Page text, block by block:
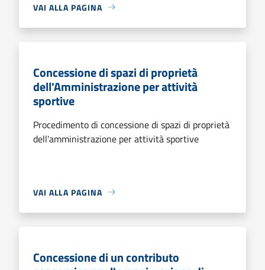
VAI ALLA PAGINA
Concessione di spazi di proprietà
dell'Amministrazione per attività
sportive
Procedimento di concessione di spazi di proprietà
dell'amministrazione per attività sportive
VAI ALLA PAGINA
Concessione di un contributo